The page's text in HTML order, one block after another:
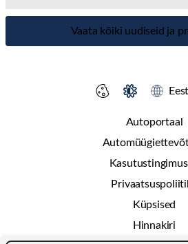
Vaata kõiki uudiseid ja
Autoportaal
Küpsised
Hinnakiri